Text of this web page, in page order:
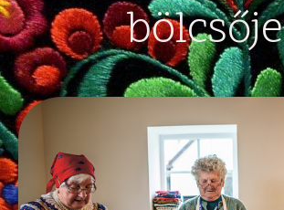
bölcsője